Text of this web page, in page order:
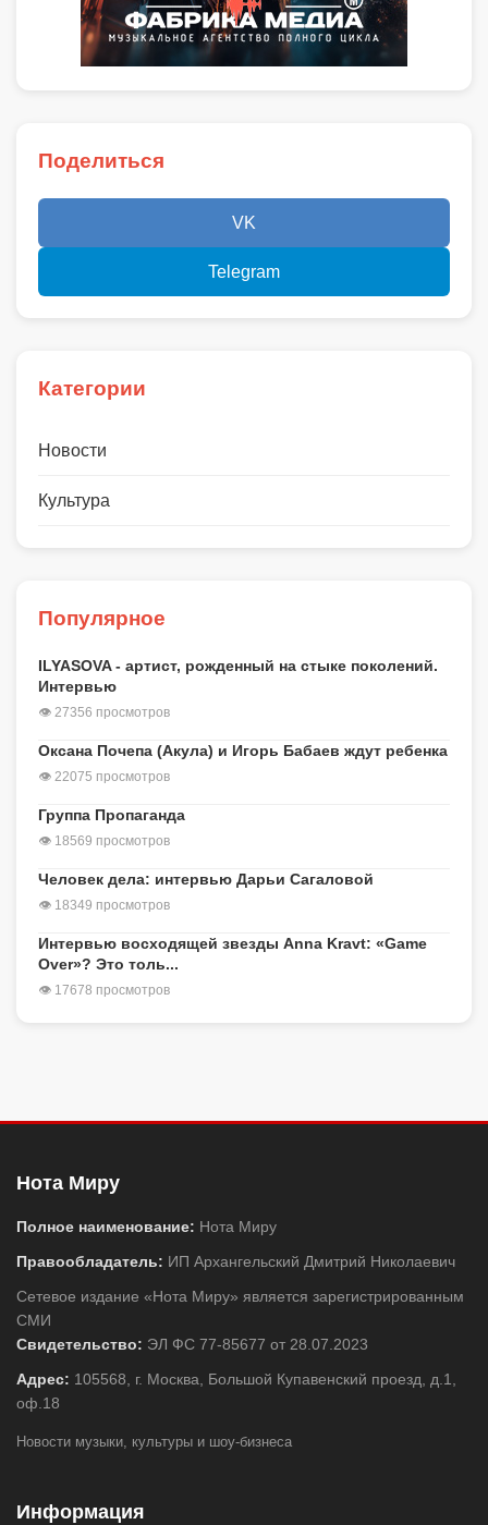
Поделиться
VK
Telegram
Категории
Новости
Культура
Популярное
ILYASOVA - артист, рожденный на стыке поколений.
Интервью
👁 27356 просмотров
Оксана Почепа (Акула) и Игорь Бабаев ждут ребенка
👁 22075 просмотров
Группа Пропаганда
👁 18569 просмотров
Человек дела: интервью Дарьи Сагаловой
👁 18349 просмотров
Интервью восходящей звезды Anna Kravt: «Game
Over»? Это толь...
👁 17678 просмотров
Нота Миру
Полное наименование: Нота Миру
Правообладатель: ИП Архангельский Дмитрий Николаевич
Сетевое издание «Нота Миру» является зарегистрированным
СМИ
Свидетельство: ЭЛ ФС 77-85677 от 28.07.2023
Адрес: 105568, г. Москва, Большой Купавенский проезд, д.1,
оф.18
Новости музыки, культуры и шоу-бизнеса
Информация